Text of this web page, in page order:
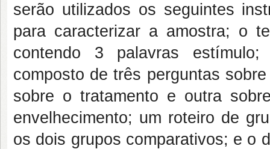
serão utilizados os seguintes
para caracterizar a amostra; o
contendo 3 palavras
composto de três perguntas
sobre o tratamento e outra
envelhecimento; um roteiro de
os dois grupos comparativos; e o